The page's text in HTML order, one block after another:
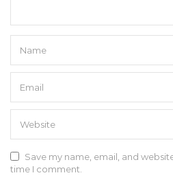
Save my name, email, and
time I comment.